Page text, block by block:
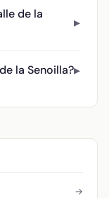
de la
la Senoilla?
→